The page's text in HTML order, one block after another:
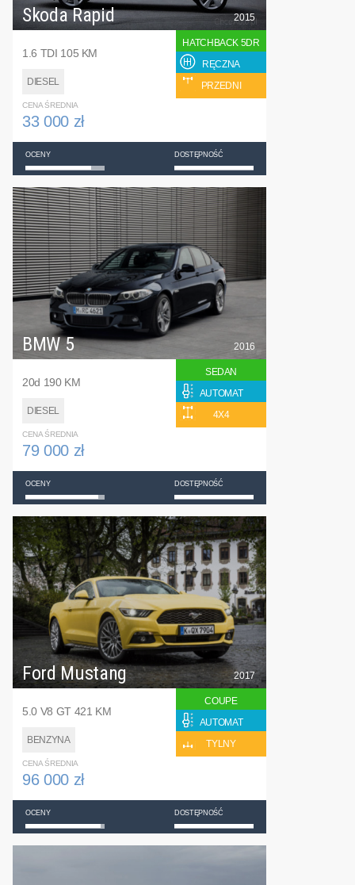
Skoda Rapid
1.6 TDI 105 KM
DIESEL
2015
HATCHBACK 5DR
RĘCZNA
PRZEDNI
CENA ŚREDNIA
33 000 zł
OCENY DOSTĘPNOŚĆ
BMW 5
20d 190 KM
DIESEL
2016
SEDAN
AUTOMAT
4X4
CENA ŚREDNIA
79 000 zł
OCENY DOSTĘPNOŚĆ
Ford Mustang
5.0 V8 GT 421 KM
BENZYNA
2017
COUPE
AUTOMAT
TYLNY
CENA ŚREDNIA
96 000 zł
OCENY DOSTĘPNOŚĆ